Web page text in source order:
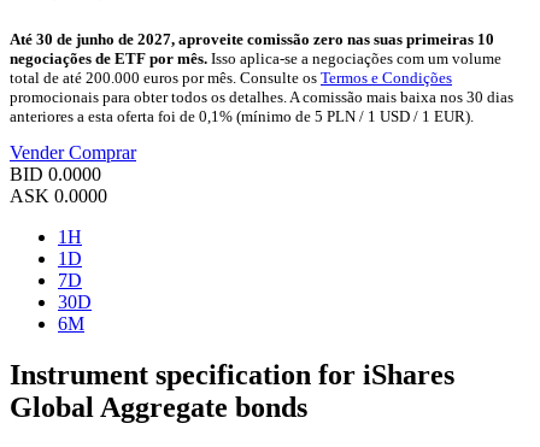
Até 30 de junho de 2027, aproveite comissão zero nas suas primeiras 10
negociações de ETF por mês. Isso aplica-se a negociações com um volume
total de até 200.000 euros por mês. Consulte os Termos e Condições
promocionais para obter todos os detalhes. A comissão mais baixa nos 30 dias
anteriores a esta oferta foi de 0,1% (mínimo de 5 PLN / 1 USD / 1 EUR).
VenderComprar
BID 0.0000
ASK 0.0000
1H
1D
7D
30D
6M
Instrument specification for iShares
Global Aggregate bonds